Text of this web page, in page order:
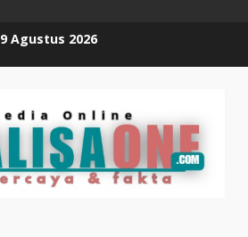
9 Agustus 2026